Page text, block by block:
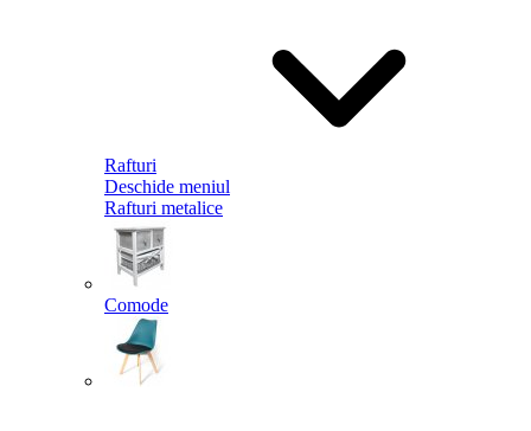
Rafturi
Deschide meniul
Rafturi metalice
Comode